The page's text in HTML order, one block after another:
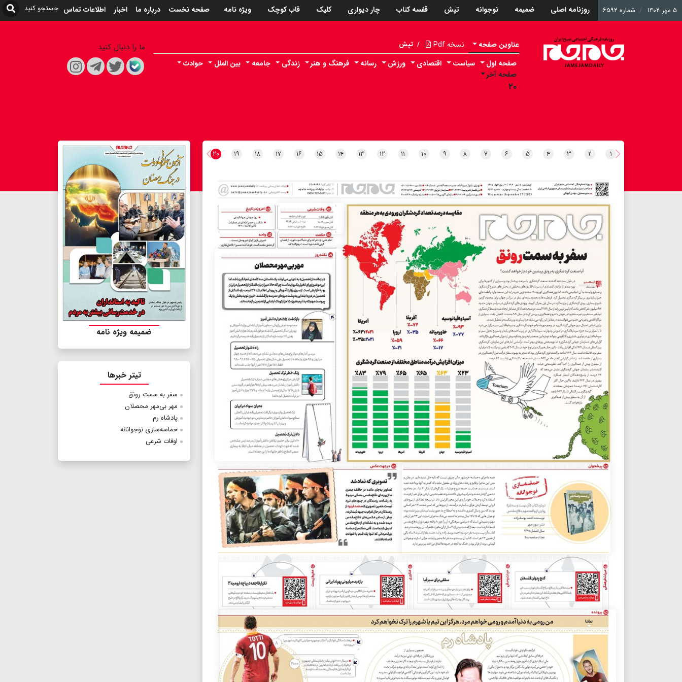
۵ مهر ۱۴۰۲ شماره ۶۵۹۲ روزنامه اصلی ضمیمه نوجوانه تپش قفسه کتاب چار دیواری کلیک قاب کوچک ویژه نامه صفحه نخست درباره ما اخبار اطلاعات تماس
عناوین صفحه نسخه Pdf / تپش
صفحه اول سیاست اقتصادی ورزش رسانه فرهنگ و هنر زندگی جامعه بین الملل
حوادث
صفحه آخر
۲۰
ما را دنبال کنید
۱ ۲ ۳ ۴ ۵ ۶ ۷ ۸ ۹ ۱۰ ۱۱ ۱۲ ۱۳ ۱۴ ۱۵ ۱۶ ۱۷ ۱۸ ۱۹ ۲۰
ضمیمه ویژه نامه
تیتر خبرها
سفر به سمت رونق
مهر بی‌مهر محصلان
پادشاه رم
حماسه‌سازی نوجوانانه
اوقات شرعی